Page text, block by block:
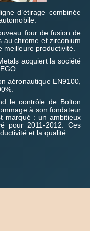
d’étirage combinée
four de fusion de
au chrome et zirconium
meilleure productivité.
acquiert la société
.
aéronautique EN9100,
le contrôle de Bolton
à son fondateur
marqué : un ambitieux
pour 2011-2012. Ces
et la qualité.